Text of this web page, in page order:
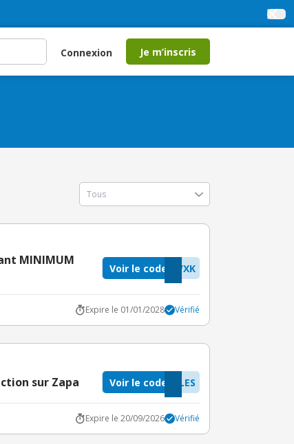
Connexion Je m’inscris
MINIMUM
WXK
Voir le code
Expire le 01/01/2028 Vérifié
sur Zapa LES
Voir le code
Expire le 20/09/2026 Vérifié